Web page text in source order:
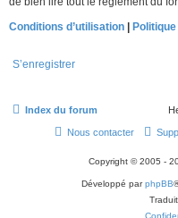
Conditions d’utilisation |
S’enregistrer
Index du forum
Nous contacter
Copyright © 2005 -
Développé parphpBB